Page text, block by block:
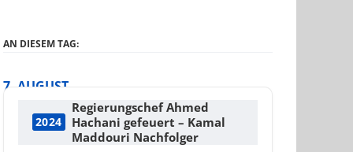
AN DIESEM TAG:
7. AUGUST
2024
Regierungschef Ahmed
Hachani gefeuert – Kamal
Maddouri Nachfolger